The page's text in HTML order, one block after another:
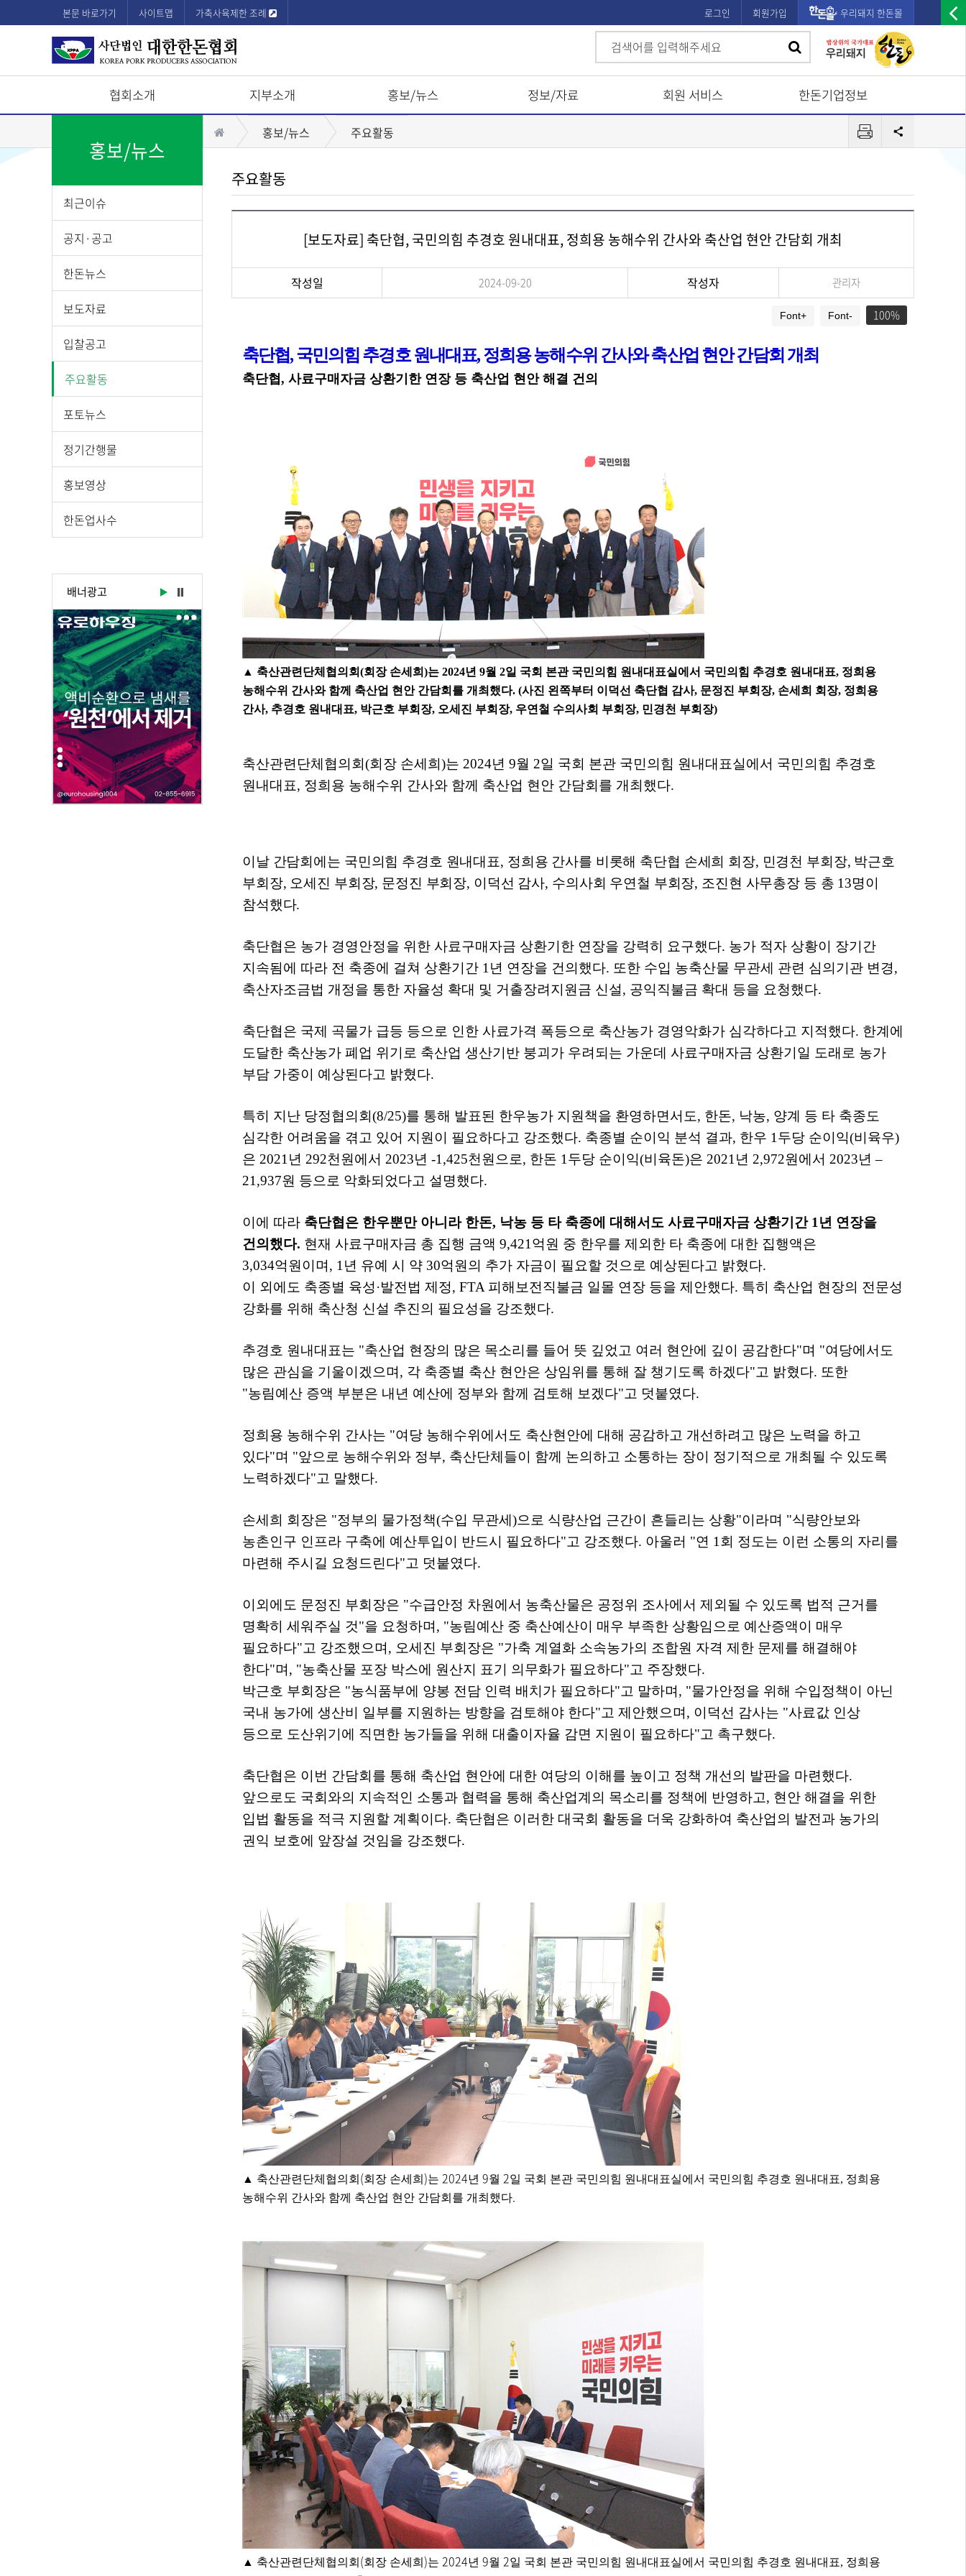
본문 바로가기 사이트맵 가축사육제한 조례 로그인 회원가입 우리돼지 한돈몰
우
광
배
너
색
협회소개 지부소개 홍보/뉴스 정보/자료 회원 서비스 한돈기업정보
단
바
일
메
뉴
홍보/뉴스 주요활동
프
린
공
유
홍보/뉴스
최근이슈
공지·공고
한돈뉴스
보도자료
입찰공고
주요활동
포토뉴스
정기간행물
홍보영상
한돈업사수
배너광고
주요활동
[보도자료] 축단협, 국민의힘 추경호 원내대표, 정희용 농해수위 간사와 축산업 현안 간담회 개최
작성일 2024-09-20 작성자 관리자
100
Font+ Font-
축단협,국민의힘 추경호 원내대표,정희용 농해수위 간사와 축산업 현안 간담회 개최
축단협, 사료구매자금 상환기한 연장 등 축산업 현안 해결 건의
▲ 축산관련단체협의회(회장 손세희 )는 2024년 9월 2일 국회 본관 국민의힘 원내대표실에서 국민의힘 추경호 원내대표, 정희용
농해수위 간사와함께 축산업 현안 간담회를 개최했다. (사진 왼쪽부터 이덕선 축단협 감사, 문정진 부회장, 손세희 회장, 정희용
간사, 추경호 원내대표, 박근호 부회장, 오세진 부회장, 우연철 수의사회 부회장, 민경천 부회장)
축산관련단체협의회 (회장 손세희 )는 2024년 9월 2일 국회 본관 국민의힘 원내대표실에서 국민의힘 추경호
원내대표, 정희용 농해수위 간사와 함께 축산업 현안 간담회를 개최했다.
이날 간담회에는 국민의힘 추경호 원내대표, 정희용 간사를 비롯해 축단협 손세희 회장, 민경천 부회장, 박근호
부회장, 오세진 부회장, 문정진 부회장, 이덕선 감사, 수의사회 우연철 부회장, 조진현 사무총장 등 총 13명이
참석했다.
축단협은 농가 경영안정을 위한 사료구매자금 상환기한 연장을 강력히 요구했다. 농가 적자 상황이 장기간
지속됨에 따라 전 축종에 걸쳐 상환기간 1 년 연장을 건의했다. 또한 수입 농축산물 무관세 관련 심의기관 변경,
축산자조금법 개정을 통한 자율성 확대 및 거출장려지원금 신설, 공익직불금 확대 등을 요청했다.
축단협은 국제 곡물가 급등 등으로 인한 사료가격 폭등으로 축산농가 경영악화가 심각하다고 지적했다. 한계에
도달한 축산농가 폐업 위기로 축산업 생산기반 붕괴가 우려되는 가운데 사료구매자금 상환기일 도래로 농가
부담 가중이 예상된다고 밝혔다.
특히 지난 당정협의회 (8/25)를 통해 발표된 한우농가 지원책을 환영하면서도, 한돈, 낙농, 양계 등 타 축종도
심각한 어려움을 겪고 있어 지원이 필요하다고 강조했다. 축종별 순이익 분석 결과, 한우 1 두당 순이익(비육우)
은 2021 년 292천원에서 2023년 -1,425천원으로, 한돈 1 두당 순이익(비육돈)은 2021 년 2,972원에서 2023년–
21,937원 등으로 악화되었다고 설명했다.
이에 따라 축단협은 한우뿐만 아니라 한돈, 낙농 등 타 축종에 대해서도 사료구매자금 상환기간 1 년 연장을
건의했다. 현재 사료구매자금 총 집행 금액 9,421 억원 중 한우를 제외한 타 축종에 대한 집행액은
3,034억원이며 , 1 년 유예 시 약 30억원의 추가 자금이 필요할 것으로 예상된다고 밝혔다.
이 외에도 축종별 육성 ·발전법 제정, FTA 피해보전직불금 일몰 연장 등을 제안했다. 특히 축산업 현장의 전문성
강화를 위해 축산청 신설 추진의 필요성을 강조했다.
추경호 원내대표는 "축산업 현장의 많은 목소리를 들어 뜻 깊었고 여러 현안에 깊이 공감한다"며 "여당에서도
많은 관심을 기울이겠으며 , 각 축종별 축산 현안은 상임위를 통해 잘 챙기도록 하겠다"고 밝혔다. 또한
"농림예산 증액 부분은 내년 예산에 정부와 함께 검토해 보겠다"고 덧붙였다.
정희용 농해수위 간사는 "여당 농해수위에서도 축산현안에 대해 공감하고 개선하려고 많은 노력을 하고
있다"며 "앞으로 농해수위와 정부, 축산단체들이 함께 논의하고 소통하는 장이 정기적으로 개최될 수 있도록
노력하겠다"고 말했다.
손세희 회장은 "정부의 물가정책(수입 무관세 )으로 식량산업 근간이 흔들리는 상황"이라며 "식량안보와
농촌인구 인프라 구축에 예산투입이 반드시 필요하다"고 강조했다. 아울러 "연 1 회 정도는 이런 소통의 자리를
마련해 주시길 요청드린다"고 덧붙였다.
이외에도 문정진 부회장은 "수급안정 차원에서 농축산물은 공정위 조사에서 제외될 수 있도록 법적 근거를
명확히 세워주실 것"을 요청하며 , "농림예산 중 축산예산이 매우 부족한 상황임으로 예산증액이 매우
필요하다"고 강조했으며 , 오세진 부회장은 "가축 계열화 소속농가의 조합원 자격 제한 문제를 해결해야
한다"며 , "농축산물 포장 박스에 원산지 표기 의무화가 필요하다"고 주장했다.
박근호 부회장은 "농식품부에 양봉 전담 인력 배치가 필요하다"고 말하며 , "물가안정을 위해 수입정책이 아닌
국내 농가에 생산비 일부를 지원하는 방향을 검토해야 한다"고 제안했으며 , 이덕선 감사는 "사료값 인상
등으로 도산위기에 직면한 농가들을 위해 대출이자율 감면 지원이 필요하다"고 촉구했다.
축단협은 이번 간담회를 통해 축산업 현안에 대한 여당의 이해를 높이고 정책 개선의 발판을 마련했다.
앞으로도 국회와의 지속적인 소통과 협력을 통해 축산업계의 목소리를 정책에 반영하고, 현안 해결을 위한
입법 활동을 적극 지원할 계획이다. 축단협은 이러한 대국회 활동을 더욱 강화하여 축산업의 발전과 농가의
권익 보호에 앞장설 것임을 강조했다.
▲ 축산관련단체협의회 (회장 손세희 )는 2024년 9월 2일 국회 본관 국민의힘 원내대표실에서 국민의힘 추경호 원내대표, 정희용
농해수위 간사와 함께 축산업 현안 간담회를 개최했다.
▲ 축산관련단체협의회 (회장 손세희 )는 2024년 9월 2일 국회 본관 국민의힘 원내대표실에서 국민의힘 추경호 원내대표, 정희용